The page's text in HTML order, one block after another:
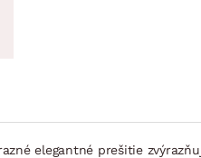
elegantné prešitie